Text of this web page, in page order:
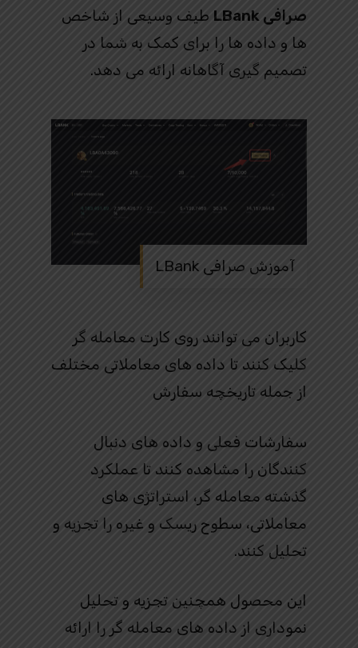
صرافی LBank
طیف وسیعی از شاخص
ها و داده ها را برای کمک به شما در
تصمیم گیری آگاهانه ارائه می دهد.
آموزش صرافی LBank
کاربران می توانند روی کارت معامله گر
کلیک کنند تا داده های معاملاتی مختلف
از جمله تاریخچه سفارش
سفارشات فعلی و داده های دنبال
کنندگان را مشاهده کنند تا عملکرد
گذشته معامله گر، استراتژی های
معاملاتی، سطوح ریسک و غیره را تجزیه و
تحلیل کنند.
این محصول همچنین تجزیه و تحلیل
نموداری از داده های معامله گر را ارائه